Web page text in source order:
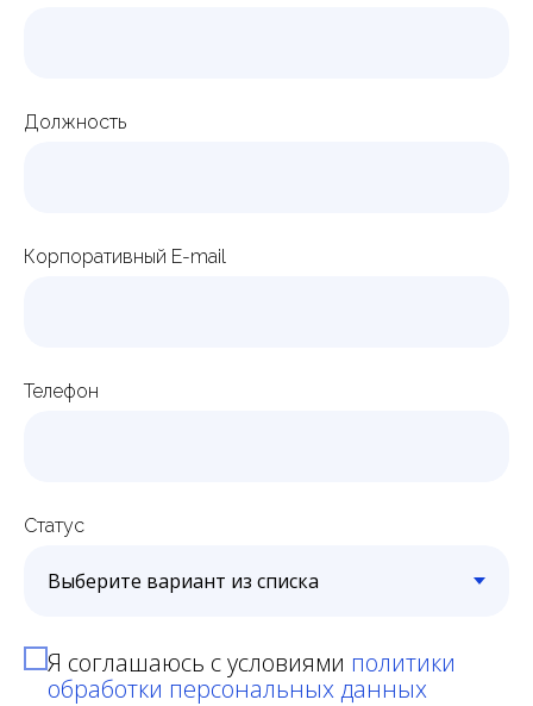
Должность
Корпоративный E-mail
Телефон
Статус
Я соглашаюсь с условиями политики
обработки персональных данных